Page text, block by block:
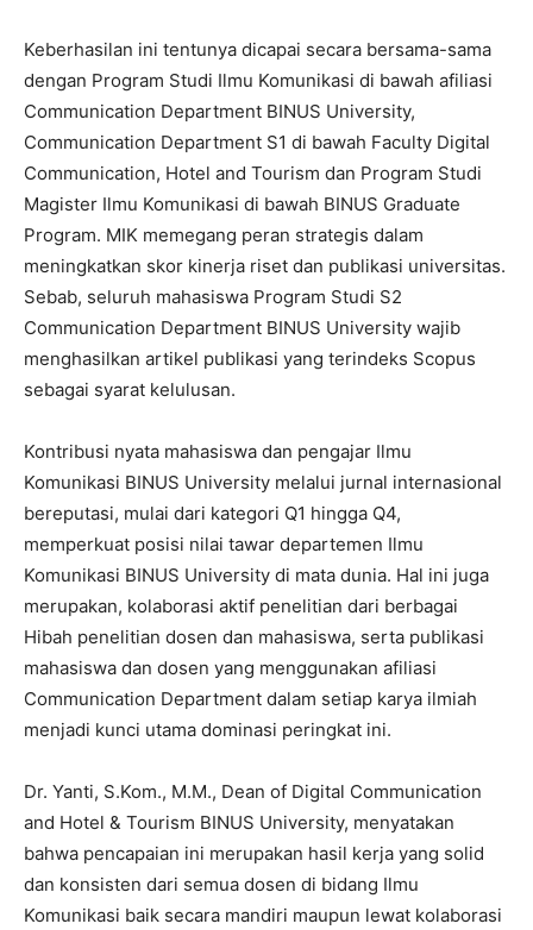
Keberhasilan ini tentunya dicapai secara bersama-sama
dengan Program Studi Ilmu Komunikasi di bawah afiliasi
Communication Department BINUS University,
Communication Department S1 di bawah Faculty Digital
Communication, Hotel and Tourism dan Program Studi
Magister Ilmu Komunikasi di bawah BINUS Graduate
Program. MIK memegang peran strategis dalam
meningkatkan skor kinerja riset dan publikasi universitas.
Sebab, seluruh mahasiswa Program Studi S2
Communication Department BINUS University wajib
menghasilkan artikel publikasi yang terindeks Scopus
sebagai syarat kelulusan.
Kontribusi nyata mahasiswa dan pengajar Ilmu
Komunikasi BINUS University melalui jurnal internasional
bereputasi, mulai dari kategori Q1 hingga Q4,
memperkuat posisi nilai tawar departemen Ilmu
Komunikasi BINUS University di mata dunia. Hal ini juga
merupakan, kolaborasi aktif penelitian dari berbagai
Hibah penelitian dosen dan mahasiswa, serta publikasi
mahasiswa dan dosen yang menggunakan afiliasi
Communication Department dalam setiap karya ilmiah
menjadi kunci utama dominasi peringkat ini.
Dr. Yanti, S.Kom., M.M., Dean of Digital Communication
and Hotel & Tourism BINUS University, menyatakan
bahwa pencapaian ini merupakan hasil kerja yang solid
dan konsisten dari semua dosen di bidang Ilmu
Komunikasi baik secara mandiri maupun lewat kolaborasi